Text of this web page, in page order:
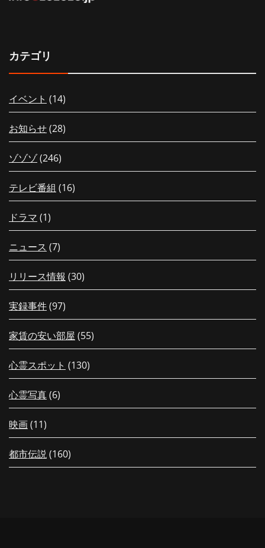
カテゴリ
イベント (14)
お知らせ(28)
ゾゾゾ(246)
テレビ番組 (16)
ドラマ (1)
ニュース (7)
リリース情報 (30)
実録事件(97)
家賃の安い部屋 (55)
心霊スポット (130)
心霊写真(6)
映画(11)
都市伝説(160)